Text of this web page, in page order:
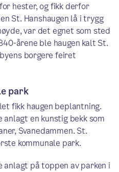
hester, og fikk derfor
St. Hanshaugen lå i trygg
var det egnet som sted
årene ble haugen kalt St.
borgere feiret
park
fikk haugen beplantning.
en kunstig bekk som
Svanedammen. St.
kommunale park.
anlagt på toppen av parken i